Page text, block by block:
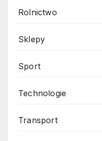
Rolnictwo
Sklepy
Sport
Technologie
Transport